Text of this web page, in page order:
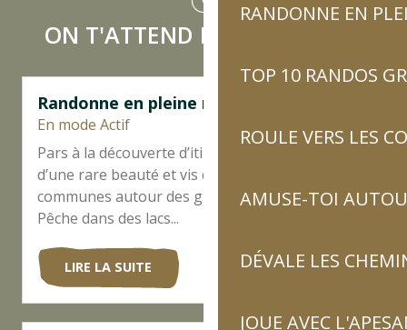
RANDONNE EN
TOP 10 RANDOS
ROULE VERS LES
AMUSE-TOI
DÉVALE LES
JOUE AVEC
ON T'ATTEND MAINTENANT !
Randonne en pleine nature
En mode Actif
Pars à la découverte d’itinéraires de balades
d’une rare beauté et vis des escapades peu
communes autour des grands sites touristiques.
Pêche dans des lacs...
LIRE LA SUITE